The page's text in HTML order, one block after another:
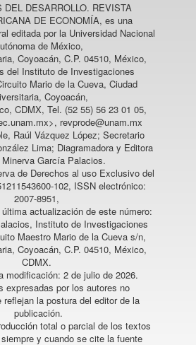
DEL DESARROLLO. REVISTA
DE ECONOMÍA, es una
editada por la Universidad Nacional
de México,
Coyoacán, C.P. 04510, México,
del Instituto de Investigaciones
Mario de la Cueva, Ciudad
Coyoacán,
CDMX, Tel. (52 55) 56 23 01 05,
revprode@unam.mx
Raúl Vázquez López; Secretario
Lima; Diagramadora y Editora
García Palacios.
de Derechos al uso Exclusivo del
102, ISSN electrónico:
2007-8951,
actualización de este número:
Instituto de Investigaciones
Maestro Mario de la Cueva s/n,
Coyoacán, C.P. 04510, México,
CDMX.
modificación: 2 de julio de 2026.
expresadas por los autores no
reflejan la postura del editor de la
publicación.
total o parcial de los textos
y cuando se cite la fuente